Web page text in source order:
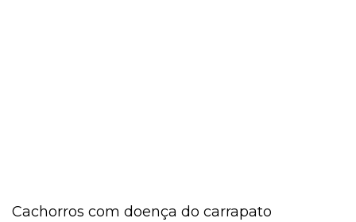
Cachorros com doença do carrapato